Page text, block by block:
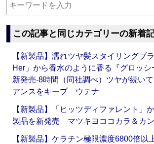
この記事と同じカテゴリーの新着
【新製品】濡れツヤ髪スタイリングブ
Her」から香水のように香る『グロッシ
新発売‐8時間（同社調べ）ツヤが続い
アンスをキープ ウテナ
【新製品】「ヒッツディファレント」
製品を新発売 マツキヨココカラ＆カ
【新製品】ケラチン極限濃度6800倍以